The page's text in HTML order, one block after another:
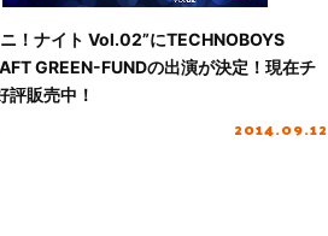
！ナイト Vol.02”にTECHNOBOYS
GREEN-FUNDの出演が決定！現在チ
評販売中！
2014.09.12